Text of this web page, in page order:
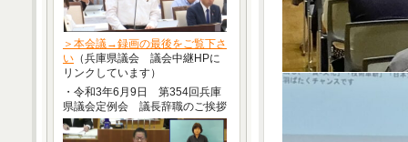
＞本会議→録画の最後をご覧下さ
い （兵庫県議会 議会中継HPに
リンクしています）
・令和3年6月9日 第354回兵庫
県議会定例会 議長辞職のご挨拶